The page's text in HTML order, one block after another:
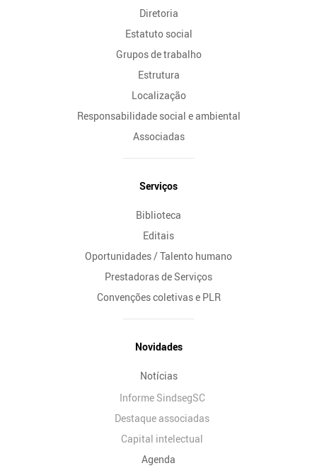
Diretoria
Estatuto social
Grupos de trabalho
Estrutura
Localização
Responsabilidade social e ambiental
Associadas
Serviços
Biblioteca
Editais
Oportunidades / Talento humano
Prestadoras de Serviços
Convenções coletivas e PLR
Novidades
Notícias
Informe SindsegSC
Destaque associadas
Capital intelectual
Agenda